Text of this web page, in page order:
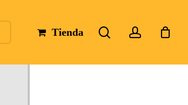
Tienda searchaccount